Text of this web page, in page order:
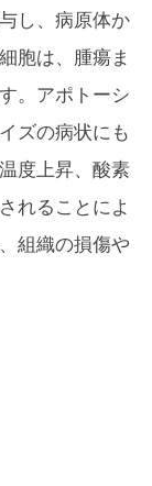
し、病原体か
胞は、腫瘍ま
。アポトーシ
ズの病状にも
度上昇、酸素
れることによ
組織の損傷や